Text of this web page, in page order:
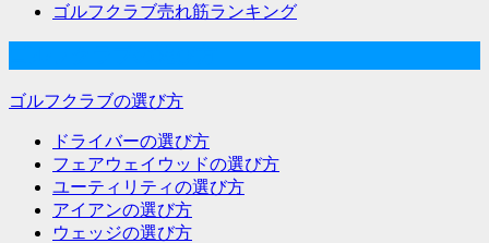
ゴルフクラブ売れ筋ランキング
ゴルフクラブの選び方
ドライバーの選び方
フェアウェイウッドの選び方
ユーティリティの選び方
アイアンの選び方
ウェッジの選び方